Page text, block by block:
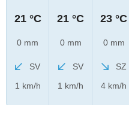
21 °C
0 mm
SV
1 km/h
21 °C
0 mm
SV
1 km/h
23 °C
0 mm
SZ
4 km/h